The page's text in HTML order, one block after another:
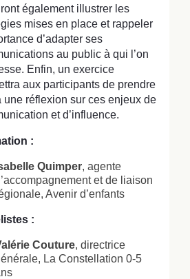
également illustrer les
mises en place et rappeler
d’adapter ses
au public à qui l’on
Enfin, un exercice
aux participants de prendre
une réflexion sur ces enjeux de
et d’influence.
:
Quimper, agente
et de liaison
Avenir d’enfants
:
Couture, directrice
La Constellation 0-5